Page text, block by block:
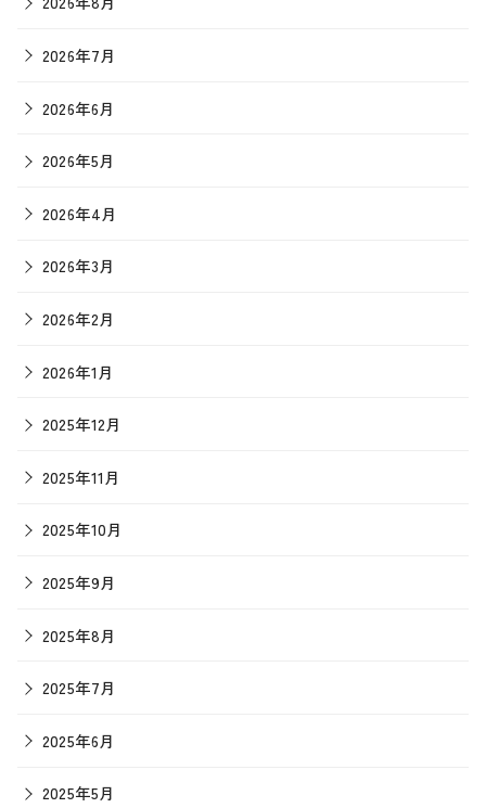
2026年7月
2026年6月
2026年5月
2026年4月
2026年3月
2026年2月
2026年1月
2025年12月
2025年11月
2025年10月
2025年9月
2025年8月
2025年7月
2025年6月
2025年5月